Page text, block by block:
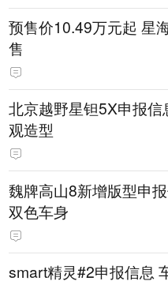
预售价10.49万元起 星
售
北京越野星钽5X申报信
观造型
魏牌高山8新增版型申
双色车身
smart精灵#2申报信息